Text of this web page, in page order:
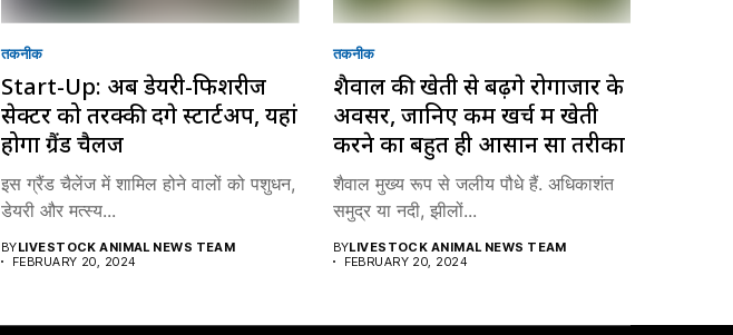
तकनीक
Start-Up: अब डेयरी-फिशरीज
सेक्टर को तरक्की देंगे स्टार्टअप, यहां
होगा ग्रैंड चैलेंज
इस ग्रैंड चैलेंज में शामिल होने वालों को पशुधन,
डेयरी और मत्स्य...
BYLIVESTOCK ANIMAL NEWS TEAM
FEBRUARY 20, 2024
तकनीक
शैवाल की खेती से बढ़ेंगे रोगाजार के
अवसर, जानिए कम खर्च में खेती
करने का बहुत ही आसान सा तरीका
शैवाल मुख्य रूप से जलीय पौधे हैं. अधिकाशंत
समुद्र या नदी, झीलों...
BYLIVESTOCK ANIMAL NEWS TEAM
FEBRUARY 20, 2024